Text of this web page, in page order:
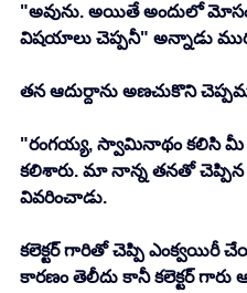
"అవును. అయితే అందులో మోసం
విషయాలు చెప్పనీ" అన్నాడు
తన ఆదుర్దాను అణచుకొని
"రంగయ్య, స్వామినాథం కలిసి మీ
కలిశారు. మా నాన్న తనతో
వివరించాడు.
కలెక్టర్ గారితో చెప్పి ఎంక్వయిరీ
కారణం తెలీదు కానీ కలెక్టర్ గారు